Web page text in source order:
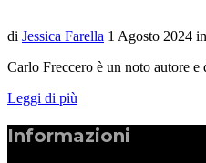
di Jessica Farella 1 Agosto 2024 in
Carlo Freccero è un noto autore
Leggi di più
Informazioni